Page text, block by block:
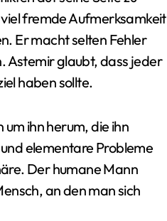
fremde Aufmerksamkeit
Er macht selten Fehler
Astemir glaubt, dass jeder
haben sollte.
ihn herum, die ihn
elementare Probleme
Der humane Mann
an den man sich